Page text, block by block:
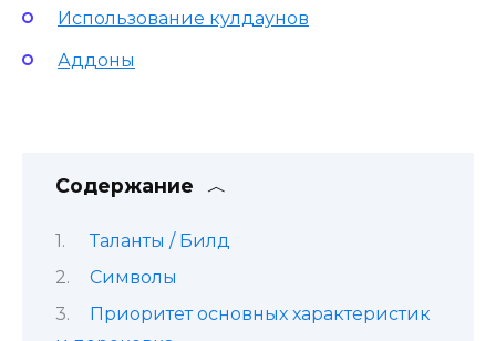
Использование кулдаунов
Аддоны
Содержание
Таланты / Билд
Символы
Приоритет основных характеристик